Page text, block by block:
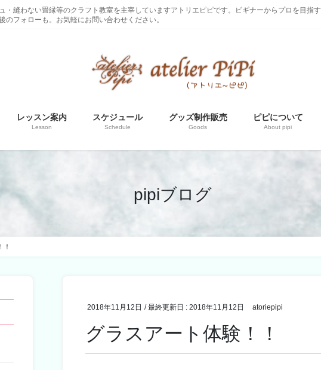
・縫わない畳縁等のクラフト教室を主宰していますアトリエピピです。ビギナーからプロを目指す
フォローも。お気軽にお問い合わせください。
レッスン案内
Lesson
スケジュール
Schedule
グッズ制作販売
Goods
ピピについて
About pipi
pipiブログ
2018年11月12日 / 最終更新日 :2018年11月12日 atoriepipi
グラスアート体験！！